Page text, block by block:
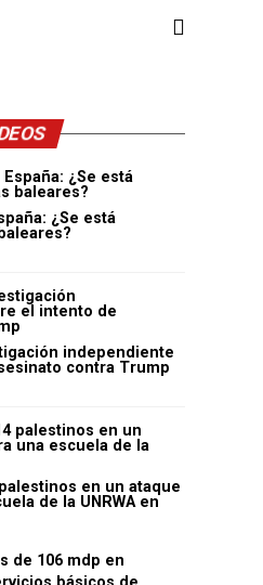
¿Se está
independiente
contra Trump
en un ataque
de la UNRWA en
de 106 mdp en